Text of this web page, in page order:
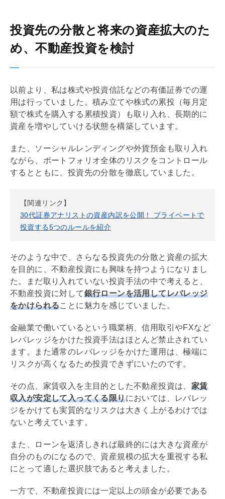
投資先の分散と将来の資産拡大のた
め、不動産投資を検討
以前より、私は株式や投資信託などの有価証券での運
用は行っていました。積み立てや株式の累投（毎月定
額で株式を購入する累積投資）も取り入れ、長期的に
資産を増やしていける状態を構築しています。
また、ソーシャルレンディングや外貨預金も取り入れ
ながら、ポートフォリオ全体のリスクをコントロール
するとともに、投資先の分散を徹底していました。
【関連リンク】
30代証券アナリストの資産内訳を公開！ プライベートで
投資する5つのルールを紹介
そのような中で、さらなる投資先の分散と資産の拡大
を目的に、不動産投資にも興味を持つようになりまし
た。まだ取り入れていない投資手法の中で考えると、
不動産投資に対して銀行ローンを活用してレバレッジ
をかけられることに魅力を感じていました。
金融業で働いているという職業柄、信用取引やFXなど
レバレッジをかけた投資手法はほとんど禁止されてい
ます。また通常のレバレッジをかけた運用は、極端に
リスクが高くなるため投資できずにいたのです。
その点、家賃収入を主目的とした不動産投資は、 家賃
収入が安定して入ってくる限りにおいては、
レバレッ
ジをかけても実質的なリスクは大きく上がるわけでは
ないと考えています。
また、ローンを返済しきれば最終的には大きな資産が
自分のものになるので、資産規模の拡大を重視する私
にとって適した選択肢であると考えました。
一方で、不動産投資には一定以上の頭金が必要である